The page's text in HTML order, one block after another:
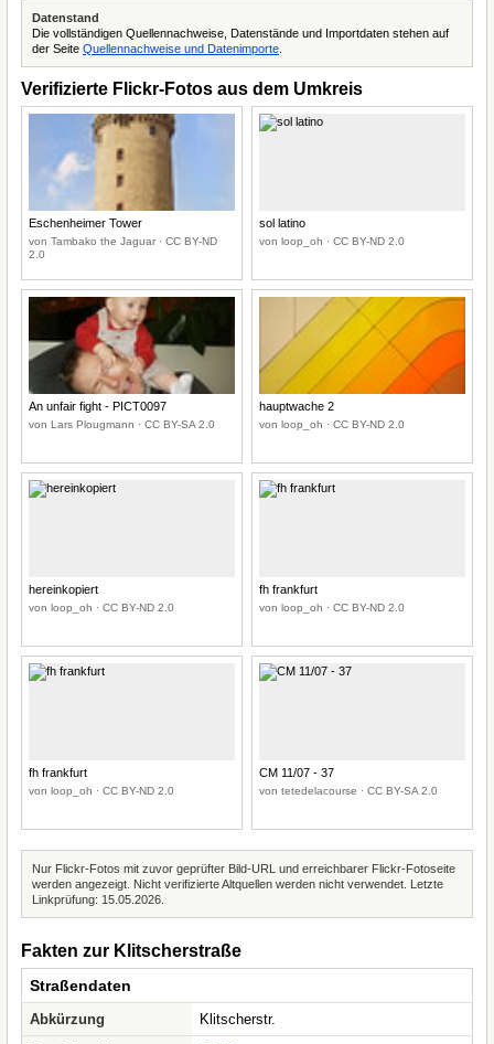
Datenstand
Die vollständigen Quellennachweise, Datenstände und Importdaten stehen auf
der Seite Quellennachweise und Datenimporte
Verifizierte Flickr-Fotos aus dem Umkreis
Eschenheimer Tower
von Tambako the Jaguar · CC BY-ND
2.0
sol latino
von loop_oh · CC BY-ND 2.0
An unfair fight - PICT0097
von Lars Plougmann · CC BY-SA 2.0
hauptwache 2
von loop_oh · CC BY-ND 2.0
hereinkopiert
von loop_oh · CC BY-ND 2.0
fh frankfurt
von loop_oh · CC BY-ND 2.0
fh frankfurt
von loop_oh · CC BY-ND 2.0
CM 11/07 - 37
von tetedelacourse · CC BY-SA 2.0
Nur Flickr-Fotos mit zuvor geprüfter Bild-URL und erreichbarer Flickr-Fotoseite
werden angezeigt. Nicht verifizierte Altquellen werden nicht verwendet. Letzte
Linkprüfung: 15.05.2026.
Fakten zur Klitscherstraße
Straßendaten
Abkürzung
Klitscherstr.